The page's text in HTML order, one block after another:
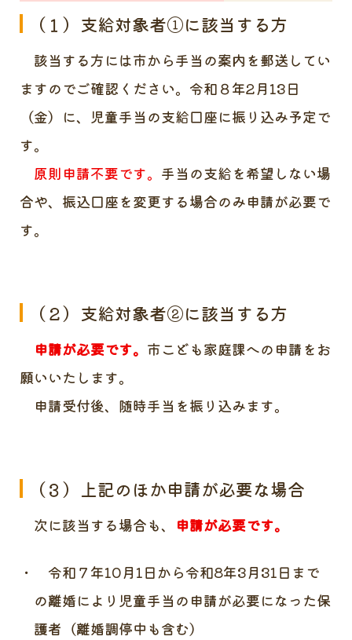
（１）支給対象者①に該当する方
該当する方には市から手当の案内を郵送してい
ますのでご確認ください。令和８年2月13日
（金）に、児童手当の支給口座に振り込み予定で
す。
原則申請不要です。 手当の支給を希望しない場
合や、振込口座を変更する場合のみ申請が必要で
す。
（２）支給対象者②に該当する方
申請が必要です。 市こども家庭課への申請をお
願いいたします。
申請受付後、随時手当を振り込みます。
（３）上記のほか申請が必要な場合
次に該当する場合も、 申請が必要です。
令和７年10月1日から令和8年3月31日まで
の離婚により児童手当の申請が必要になった保
護者（離婚調停中も含む）